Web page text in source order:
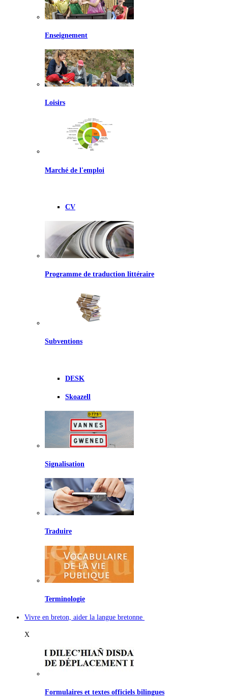
Enseignement
Loisirs
Marché de l'emploi
CV
Programme de traduction littéraire
Subventions
DESK
Skoazell
Signalisation
Traduire
Terminologie
Vivre en breton, aider la langue bretonne
X
Formulaires et textes officiels bilingues